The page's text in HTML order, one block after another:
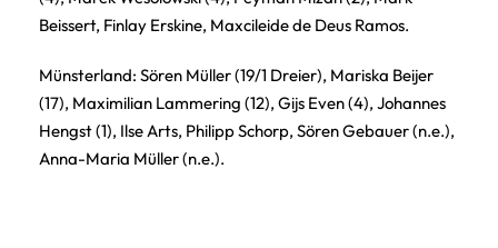
Beissert, Finlay Erskine, Maxcileide de Deus Ramos.
Münsterland: Sören Müller (19/1 Dreier), Mariska Beijer
(17), Maximilian Lammering (12), Gijs Even (4), Johannes
Hengst (1), Ilse Arts, Philipp Schorp, Sören Gebauer (n.e.),
Anna-Maria Müller (n.e.).